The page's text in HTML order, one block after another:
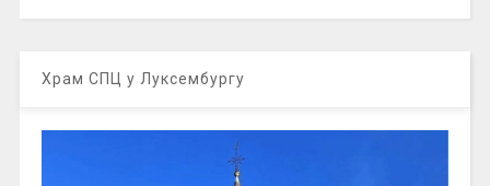
Храм СПЦ у Луксембургу